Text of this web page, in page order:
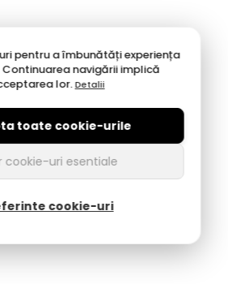
pentru a îmbunătăți experiența
Continuarea navigării implică
lor.Detalii
toate cookie-urile
cookie-uri esentiale
cookie-uri